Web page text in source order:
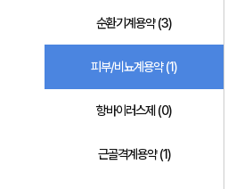
순환기계용약 (3)
피부/비뇨계용약 (1)
항바이러스제 (0)
근골격계용약 (1)